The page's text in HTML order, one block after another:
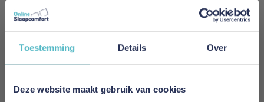
Toestemming Details Over
Deze website maakt gebruik van cookies
voelt zacht en luxe aan, mede door de
peach skin
touchafwerking en arganolie-behandeling. Door
deNomite®
Daunasan®
kwaliteitskeurmerken bent u verzekerd van een
langdurig kwaliteit behoudt.